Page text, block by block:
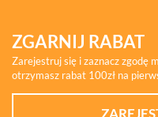
ZGARNIJ RABAT
Zarejestruj się i zaznacz zgodę
otrzymasz rabat 100zł na